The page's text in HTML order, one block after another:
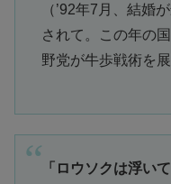
（’92年7月、結婚
されて。この年の
野党が牛歩戦術を
「ロウソクは浮い